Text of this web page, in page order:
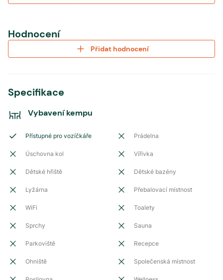
Hodnocení
Přidat hodnocení
Specifikace
Vybavení kempu
Přístupné pro vozíčkáře Prádelna
Úschovna kol Vířivka
Dětské hřiště Dětské bazény
Lyžárna Přebalovací místnost
WiFi Toalety
Sprchy Sauna
Parkoviště Recepce
Ohniště Společenská místnost